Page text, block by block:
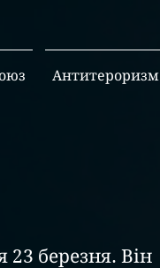
Антитероризм
23 березня. Він